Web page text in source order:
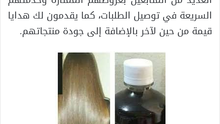
السريعة في توصيل الطلبات، كما يقدمون لك هدايا
قيمة من حين لآخر بالإضافة إلى جودة منتجاتهم.